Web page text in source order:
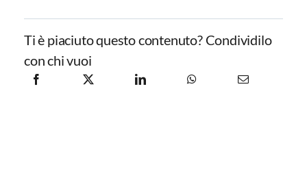
Ti è piaciuto questo contenuto? Condividilo
con chi vuoi